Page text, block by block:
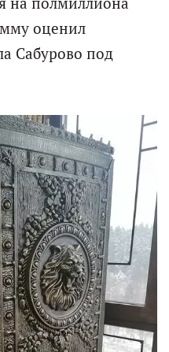
оценил
Сабурово под